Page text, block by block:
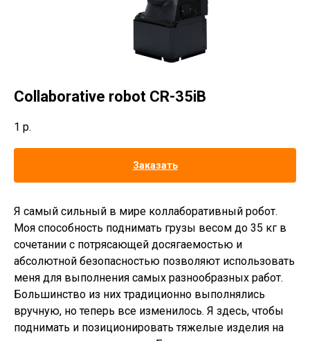
Collaborative robot CR-35iB
1 р.
Заказать
Я самый сильный в мире коллаборативный робот.
Моя способность поднимать грузы весом до 35 кг в
сочетании с потрясающей досягаемостью и
абсолютной безопасностью позволяют использовать
меня для выполнения самых разнообразных работ.
Большинство из них традиционно выполнялись
вручную, но теперь все изменилось. Я здесь, чтобы
поднимать и позиционировать тяжелые изделия на